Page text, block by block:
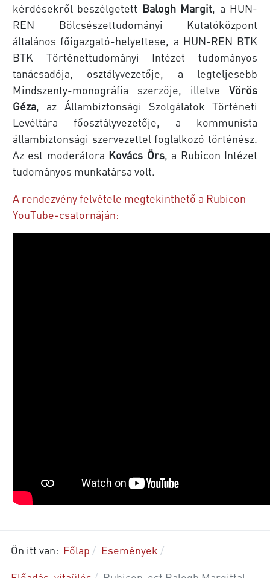
kérdésekről beszélgetett Balogh Margit , a HUN-
REN Bölcsészettudományi Kutatóközpont
általános főigazgató-helyettese, a HUN-REN BTK
BTK Történettudományi Intézet tudományos
tanácsadója, osztályvezetője, a legteljesebb
Mindszenty-monográfia szerzője, illetve Vörös
Géza , az Állambiztonsági Szolgálatok Történeti
Levéltára főosztályvezetője, a kommunista
állambiztonsági szervezettel foglalkozó történész.
Az est moderátora Kovács Örs, a Rubicon Intézet
tudományos munkatársa volt.
A rendezvény felvétele megtekinthető a Rubicon
YouTube-csatornáján:
Ön itt van: Főlap
Események